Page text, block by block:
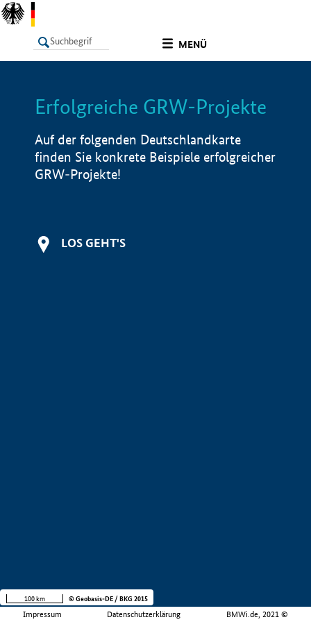
MENÜ
LISTE Info
Erfolgreiche GRW-Projekte
Auf der folgenden Deutschlandkarte
finden Sie konkrete Beispiele erfolgreicher
GRW-Projekte!
LOS GEHT'S
Impressum Datenschutzerklärung BMWi.de, 2021 ©
100 km © Geobasis-DE / BKG 2015